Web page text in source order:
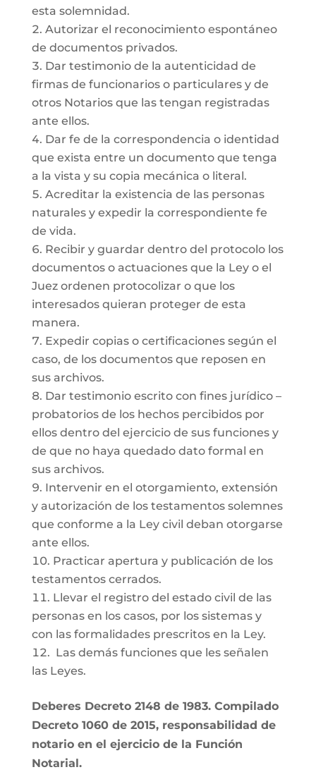
esta solemnidad.
Autorizar el reconocimiento espontáneo
de documentos privados.
Dar testimonio de la autenticidad de
firmas de funcionarios o particulares y de
otros Notarios que las tengan registradas
ante ellos.
Dar fe de la correspondencia o identidad
que exista entre un documento que tenga
a la vista y su copia mecánica o literal.
Acreditar la existencia de las personas
naturales y expedir la correspondiente fe
de vida.
Recibir y guardar dentro del protocolo los
documentos o actuaciones que la Ley o el
Juez ordenen protocolizar o que los
interesados quieran proteger de esta
manera.
Expedir copias o certificaciones según el
caso, de los documentos que reposen en
sus archivos.
Dar testimonio escrito con fines jurídico –
probatorios de los hechos percibidos por
ellos dentro del ejercicio de sus funciones y
de que no haya quedado dato formal en
sus archivos.
Intervenir en el otorgamiento, extensión
y autorización de los testamentos solemnes
que conforme a la Ley civil deban otorgarse
ante ellos.
Practicar apertura y publicación de los
testamentos cerrados.
Llevar el registro del estado civil de las
personas en los casos, por los sistemas y
con las formalidades prescritos en la Ley.
Las demás funciones que les señalen
las Leyes.
Deberes Decreto 2148 de 1983. Compilado
Decreto 1060 de 2015, responsabilidad de
notario en el ejercicio de la Función
Notarial.